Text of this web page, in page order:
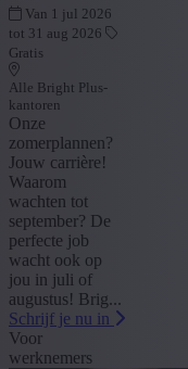
Van 1 jul 2026
tot 31 aug 2026
Gratis
Alle Bright Plus-
kantoren
Onze
zomerplannen?
Jouw carrière!
Waarom
wachten tot
september? De
perfecte job
wacht ook op
jou in juli of
augustus! Brig...
Schrijf je nu in
Voor
werknemers